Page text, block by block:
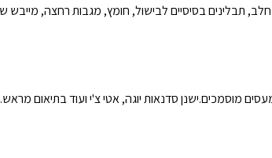
מוסמכים.ישנן סדנאות יוגה, אטי צ'י ועוד בתיאום מראש.